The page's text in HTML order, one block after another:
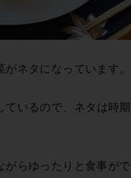
ネタになっています。
ているので、ネタは時
らゆったりと食事がで